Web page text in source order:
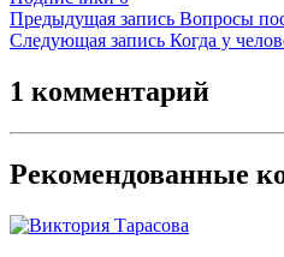
Предыдущая запись Вопросы
Следующая запись Когда у
1 комментарий
Рекомендованные